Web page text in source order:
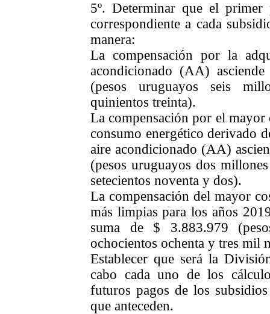
5º. Determinar que el primer
correspondiente a cada
manera:
La compensación por la
acondicionado (AA)
(pesos uruguayos seis
quinientos treinta).
La compensación por el
consumo energético derivado
aire acondicionado (AA)
(pesos uruguayos dos
setecientos noventa y dos).
La compensación del mayor
más limpias para los años
suma de $ 3.883.979
ochocientos ochenta y tres mil
Establecer que será la
cabo cada uno de los
futuros pagos de los
que anteceden.